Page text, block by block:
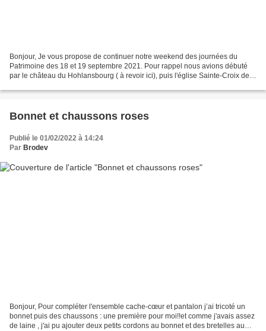
Bonjour, Je vous propose de continuer notre weekend des journées du
Patrimoine des 18 et 19 septembre 2021. Pour rappel nous avions débuté
par le château du Hohlansbourg ( à revoir ici), puis l'église Sainte-Croix de
Bonnet et chaussons roses
Publié le 01/02/2022 à 14:24
Par Brodev
Bonjour, Pour compléter l'ensemble cache-cœur et pantalon j’ai tricoté un
bonnet puis des chaussons : une première pour moi!!et comme j'avais assez
de laine , j'ai pu ajouter deux petits cordons au bonnet et des bretelles au